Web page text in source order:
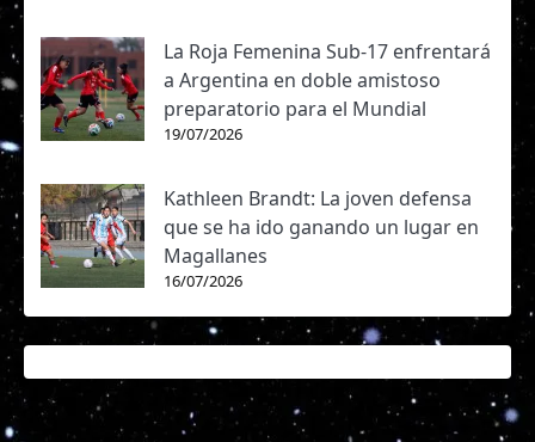
La Roja Femenina Sub-17 enfrentará
a Argentina en doble amistoso
preparatorio para el Mundial
19/07/2026
Kathleen Brandt: La joven defensa
que se ha ido ganando un lugar en
Magallanes
16/07/2026